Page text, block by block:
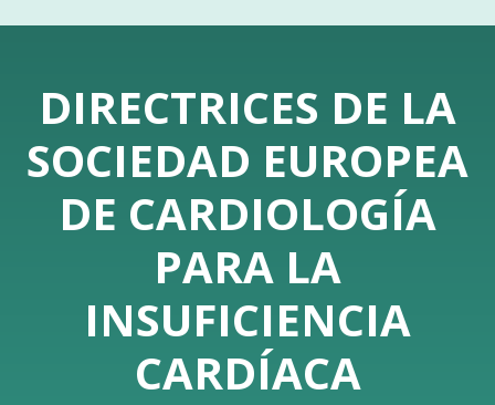
DIRECTRICES DE LA
SOCIEDAD EUROPEA
DE CARDIOLOGÍA
PARA LA
INSUFICIENCIA
CARDÍACA